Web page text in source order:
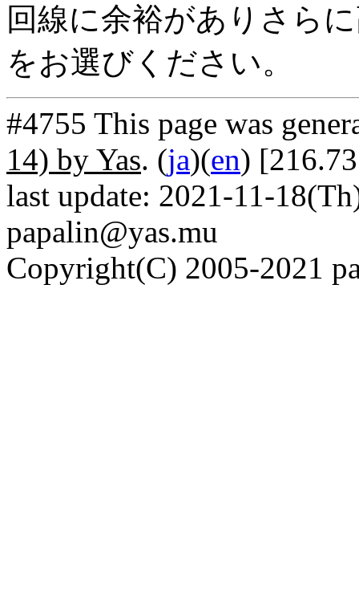
回線に余裕がありさら
をお選びください。
#4755 This page was
14) by Yas. (ja)(en)
last update: 2021-11-
papalin@yas.mu
Copyright(C) 2005-2021